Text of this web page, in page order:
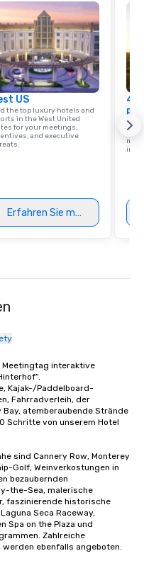
US
the top luxury hotels and
in the West United
for your meetings,
and executive
Erfahren Sie mehr
4
Meetingtag interaktive
Kajak-/Paddelboard-
Fahrradverleih, der
atemberaubende Strände
Schritte von unserem Hotel
sind Cannery Row, Monterey
Golf, Weinverkostungen in
bezaubernden
the-Sea, malerische
faszinierende historische
Seca Raceway,
Spa on the Plaza und
Zahlreiche
ebenfalls angeboten.